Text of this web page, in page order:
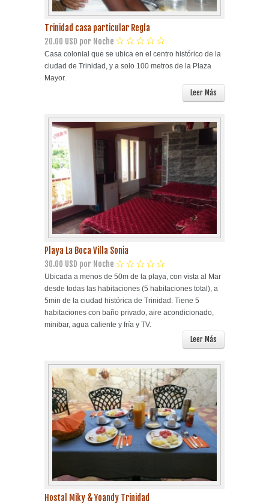
Trinidad casa particular Regla
20.00 USD por Noche
Casa colonial que se ubica en el centro histórico de la
ciudad de Trinidad, y a solo 100 metros de la Plaza
Mayor.
Leer Más
Playa La Boca Villa Sonia
30.00 USD por Noche
Ubicada a menos de 50m de la playa, con vista al Mar
desde todas las habitaciones (5 habitaciones total), a
5min de la ciudad histórica de Trinidad. Tiene 5
habitaciones con baño privado, aire acondicionado,
minibar, agua caliente y fría y TV.
Leer Más
Hostal Miky & Yoandy Trinidad